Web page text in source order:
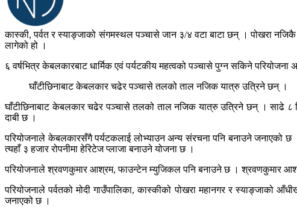
कास्की, पर्वत र स्याङ्जाको संगमस्थल पञ्चासे जान ३/४ वटा बाटा छन् । पोखरा
लागेको हो ।
६ वर्षभित्र केबलकारबाट धार्मिक एवं पर्यटकीय महत्वको पञ्चासे पुग्न सकिने
घाँटीछिनाबाट केबलकार चढेर पञ्चासे तलको ताल नजिक यात्रु उत्रिने छन् ।
घाँटीछिनाबाट केबलकार चढेर पञ्चासे तलको ताल नजिक यात्रु उत्रिने छन् । साढे ८
दाबी छ ।
परियोजनाले केबलकारसँगै पर्यटकलाई लोभ्याउन अन्य संरचना पनि बनाउने जनाएको
त्यहाँ ३ हजार रोपनीमा हेरिटेज प्लाजा बनाउने योजना छ ।
परियोजनाले श्रवणकुमार आश्रम, फाउन्टेन म्युजिकल पनि बनाउने छ । श्रवणकुमार
परियोजनाले पर्वतको मोदी गाउँपालिका, कास्कीको पोखरा महानगर र स्याङ्जाको
जनाएको छ ।